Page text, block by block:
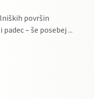
površin
– še posebej